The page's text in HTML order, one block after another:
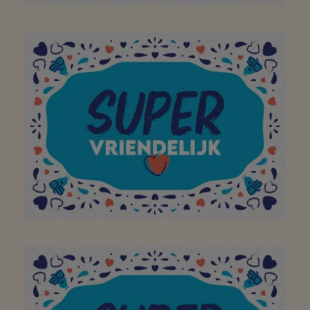
Super verse groenten en
fruit, lekker en
gezond!!!
Aan mijn favoriete
buurtsuper om mijn
bezoek aan jullie winkel